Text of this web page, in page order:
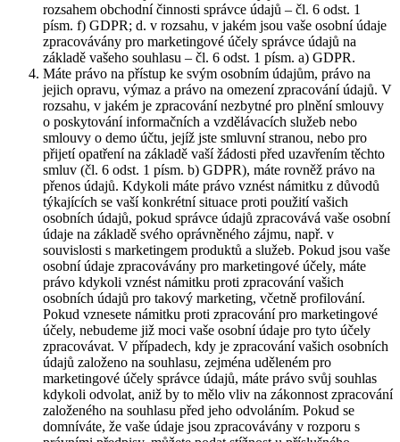
rozsahem obchodní činnosti správce údajů – čl. 6 odst. 1
písm. f) GDPR; d. v rozsahu, v jakém jsou vaše osobní údaje
zpracovávány pro marketingové účely správce údajů na
základě vašeho souhlasu – čl. 6 odst. 1 písm. a) GDPR.
Máte právo na přístup ke svým osobním údajům, právo na
jejich opravu, výmaz a právo na omezení zpracování údajů. V
rozsahu, v jakém je zpracování nezbytné pro plnění smlouvy
o poskytování informačních a vzdělávacích služeb nebo
smlouvy o demo účtu, jejíž jste smluvní stranou, nebo pro
přijetí opatření na základě vaší žádosti před uzavřením těchto
smluv (čl. 6 odst. 1 písm. b) GDPR), máte rovněž právo na
přenos údajů. Kdykoli máte právo vznést námitku z důvodů
týkajících se vaší konkrétní situace proti použití vašich
osobních údajů, pokud správce údajů zpracovává vaše osobní
údaje na základě svého oprávněného zájmu, např. v
souvislosti s marketingem produktů a služeb. Pokud jsou vaše
osobní údaje zpracovávány pro marketingové účely, máte
právo kdykoli vznést námitku proti zpracování vašich
osobních údajů pro takový marketing, včetně profilování.
Pokud vznesete námitku proti zpracování pro marketingové
účely, nebudeme již moci vaše osobní údaje pro tyto účely
zpracovávat. V případech, kdy je zpracování vašich osobních
údajů založeno na souhlasu, zejména uděleném pro
marketingové účely správce údajů, máte právo svůj souhlas
kdykoli odvolat, aniž by to mělo vliv na zákonnost zpracování
založeného na souhlasu před jeho odvoláním. Pokud se
domníváte, že vaše údaje jsou zpracovávány v rozporu s